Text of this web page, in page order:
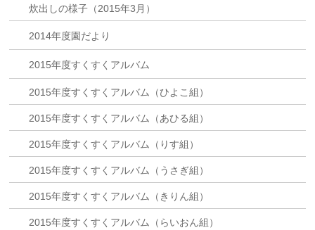
炊出しの様子（2015年3月）
2014年度園だより
2015年度すくすくアルバム
2015年度すくすくアルバム（ひよこ組）
2015年度すくすくアルバム（あひる組）
2015年度すくすくアルバム（りす組）
2015年度すくすくアルバム（うさぎ組）
2015年度すくすくアルバム（きりん組）
2015年度すくすくアルバム（らいおん組）